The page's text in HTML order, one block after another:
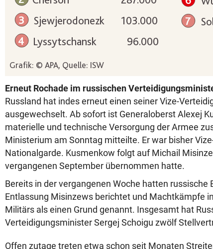
Erneut Rochade im russischen
Russland hat indes erneut einen seiner Vize-
ausgewechselt. Ab sofort ist Generaloberst Alexej
materielle und technische Versorgung der Armee
Ministerium am Sonntag mitteilte. Er war bisher
Nationalgarde. Kusmenkow folgt auf Michail
vergangenen September übernommen hatte.
Bereits in der vergangenen Woche hatten russische
Entlassung Misinzews berichtet und Machtkämpfe
Militärs als einen Grund genannt. Insgesamt hat
Verteidigungsminister Sergej Schoigu zwölf
Offen zutage treten etwa schon seit Monaten